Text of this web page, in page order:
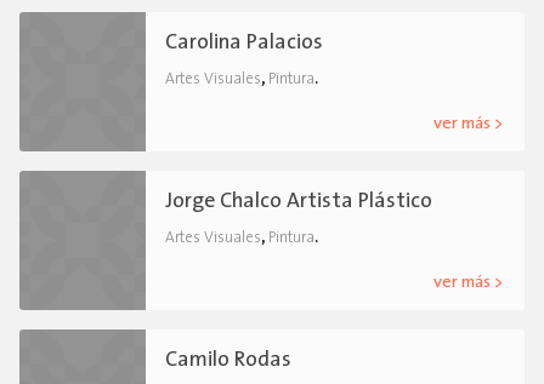
Carolina Palacios
Artes Visuales, Pintura.
ver más >
Jorge Chalco Artista Plástico
Artes Visuales, Pintura.
ver más >
Camilo Rodas